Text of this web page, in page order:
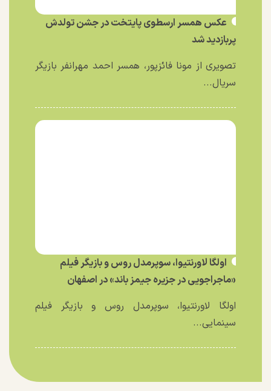
عکس همسر ارسطوی پایتخت در جشن تولدش
پربازدید شد
تصویری از مونا فائزپور، همسر احمد مهرانفر بازیگر
سریال...
اولگا لاورنتیوا، سوپرمدل روس و بازیگر فیلم
«ماجراجویی در جزیره جیمز باند» در اصفهان
اولگا لاورنتیوا، سوپرمدل روس و بازیگر فیلم
سینمایی...